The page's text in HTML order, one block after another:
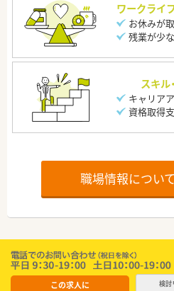
ワークライ
お休みが
残業が少
スキル
キャリア
資格取得
職場情報につい
この求人に 検討